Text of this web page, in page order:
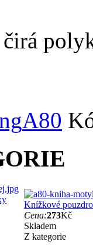
A80
Knížkové
Cena:273Kč
Skladem
Z kategorie